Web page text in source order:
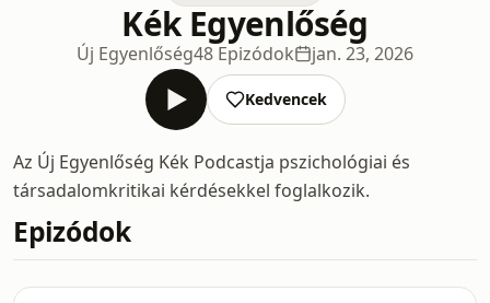
Kék Egyenlőség
Új Egyenlőség48 Epizódok jan. 23, 2026
Kedvencek
Az Új Egyenlőség Kék Podcastja pszichológiai és
társadalomkritikai kérdésekkel foglalkozik.
Epizódok